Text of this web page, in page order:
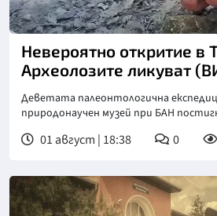
Невероятно откритие в
Археолозите ликуват
Деветата палеонтологична
природонаучен музей при БАН
01 август | 18:38 0